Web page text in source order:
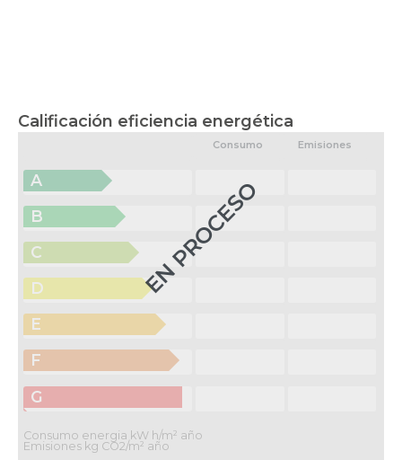
Calificación eficiencia energética
EN PROCESO
Consumo Emisiones
A
B
C
D
E
F
G
Consumo energia kW h/m² año
Emisiones kg CO2/m² año